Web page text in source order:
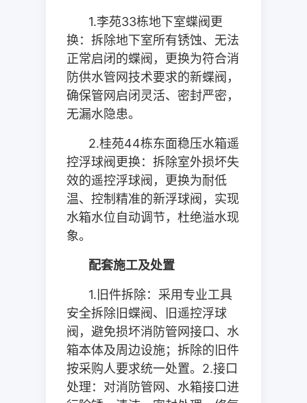
1.李苑33栋地下室蝶阀更
换：拆除地下室所有锈蚀、无法
正常启闭的蝶阀，更换为符合消
防供水管网技术要求的新蝶阀，
确保管网启闭灵活、密封严密，
无漏水隐患。
2.桂苑44栋东面稳压水箱遥
控浮球阀更换：拆除室外损坏失
效的遥控浮球阀，更换为耐低
温、控制精准的新浮球阀，实现
水箱水位自动调节，杜绝溢水现
象。
配套施工及处置
1. 旧件拆除：采用专业工具
安全拆除旧蝶阀、旧遥控浮球
阀，避免损坏消防管网接口、水
箱本体及周边设施；拆除的旧件
按采购人要求统一处置。 2.接口
处理：对消防管网、水箱接口进